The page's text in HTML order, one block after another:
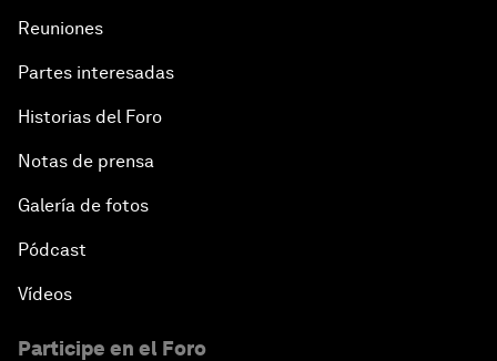
Reuniones
Partes interesadas
Historias del Foro
Notas de prensa
Galería de fotos
Pódcast
Vídeos
Participe en el Foro